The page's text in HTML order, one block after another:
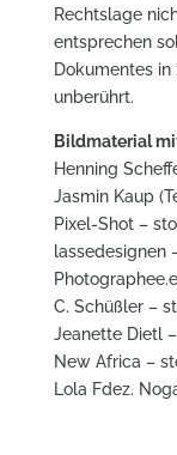
Rechtslage
entsprechen
Dokumentes
unberührt.
Bildmaterial
Henning
Jasmin Kaup
Pixel-Shot –
lassedesignen
C. Schüßler –
Jeanette Dietl
New Africa –
Lola Fdez.